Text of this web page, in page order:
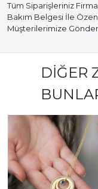
Tüm Siparişleriniz
Bakım Belgesi İle
Müşterilerimize
DIĞER